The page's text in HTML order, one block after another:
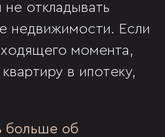
откладывать
недвижимости. Если
момента,
в ипотеку,
больше об